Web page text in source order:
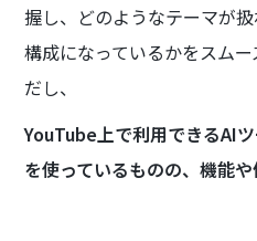
握し、どのようなテーマが
構成になっているかをスム
だし、
YouTube上で利用できるAI
を使っているものの、機能や